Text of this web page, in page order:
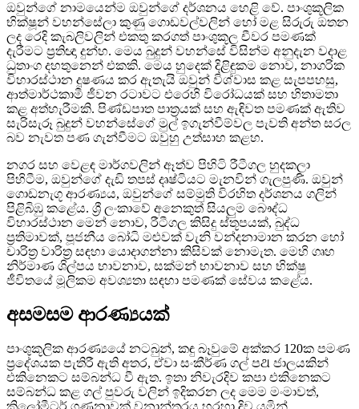
ඔවුන්ගේ නාමයෙන්ම ඔවුන්ගේ දර්ශනය හෙළි වේ. පාංශුකූලික
භික්ෂූන් වහන්සේලා කුණු ගොඩවල්වලින් හෝ මළ සිරුරු ඔතන
ලද රෙදි කැබලිවලින් එකතු කරගත් පාංශුකූල චීවර පමණක්
දැරීමට ප්‍රතිඥා දුන්හ. මෙය බුදුන් වහන්සේ විසින්ම අනුදැන වදාළ
ධුතාංග දහතුනෙන් එකකි. මෙය හුදෙක් දිළිඳුකම නොව, නාගරික
විහාරස්ථාන දූෂණය කර ඇතැයි ඔවුන් විශ්වාස කළ සැපපහසු,
ආත්මාර්ථකාමී ජීවන රටාවට එරෙහි විරෝධයක් සහ හිතාමතා
කළ අත්හැරීමකි. පිණ්ඩපාත පාත්‍රයක් සහ ඇඳිවත පමණක් ඇතිව
සැරිසැරූ බුදුන් වහන්සේගේ මුල් ඉගැන්වීම්වල පැවති අන්ත සරල
බව නැවත පණ ගැන්වීමට ඔවුහු උත්සාහ කළහ.
නගර සහ වෙළඳ මාර්ගවලින් ඈත්ව පිහිටි රීටීගල හුදකලා
පිහිටීම, ඔවුන්ගේ දැඩි තපස් දෘෂ්ටියට මැනවින් ගැලපුණි. ඔවුන්
ගොඩනැගූ ආරණ්‍යය, ඔවුන්ගේ සම්මුති විරහිත දර්ශනය ගලින්
පිළිබිඹු කළේය. ශ්‍රී ලංකාවේ අනෙකුත් සියලුම බෞද්ධ
විහාරස්ථාන මෙන් නොව, රීටීගල කිසිදු ස්තූපයක්, බුද්ධ
ප්‍රතිමාවක්, පූජනීය බෝධි මළුවක් වැනි වන්දනාමාන කරන හෝ
චාරිත්‍ර වාරිත්‍ර සඳහා යොදාගන්නා කිසිවක් නොමැත. මෙහි ගෘහ
නිර්මාණ ශිල්පය භාවනාව, සක්මන් භාවනාව සහ භික්ෂු
ජීවිතයේ මූලිකම අවශ්‍යතා සඳහා පමණක් සේවය කළේය.
අසමසම ආරණ්‍යයක්
පාංශුකූලික ආරණ්‍යයේ නටබුන්, කඳු බෑවුමේ අක්කර 120ක පමණ
ප්‍රදේශයක පැතිරී ඇති අතර, ඒවා සංකීර්ණ ගල් පଥ ජාලයකින්
එකිනෙකට සම්බන්ධ වී ඇත. ඉතා නිවැරදිව කපා එකිනෙකට
සම්බන්ධ කළ ගල් පුවරු වලින් ඉදිකරන ලද මෙම මංමාවත්,
කිලෝමීටර් ගණනාවක් වනාන්තරය හරහා දිව යමින්,